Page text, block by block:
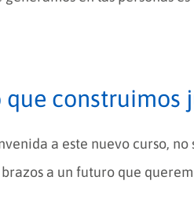
construimos
a este nuevo curso,
a un futuro que